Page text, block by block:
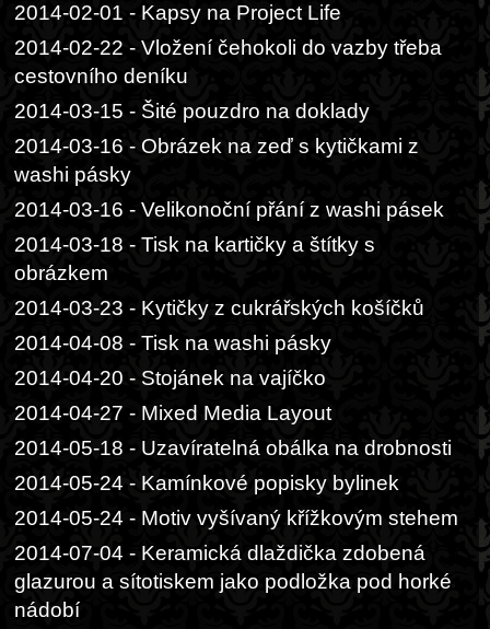
2014-02-01 - Kapsy na Project Life
2014-02-22 - Vložení čehokoli do vazby třeba
cestovního deníku
2014-03-15 - Šité pouzdro na doklady
2014-03-16 - Obrázek na zeď s kytičkami z
washi pásky
2014-03-16 - Velikonoční přání z washi pásek
2014-03-18 - Tisk na kartičky a štítky s
obrázkem
2014-03-23 - Kytičky z cukrářských košíčků
2014-04-08 - Tisk na washi pásky
2014-04-20 - Stojánek na vajíčko
2014-04-27 - Mixed Media Layout
2014-05-18 - Uzavíratelná obálka na drobnosti
2014-05-24 - Kamínkové popisky bylinek
2014-05-24 - Motiv vyšívaný křížkovým stehem
2014-07-04 - Keramická dlaždička zdobená
glazurou a sítotiskem jako podložka pod horké
nádobí